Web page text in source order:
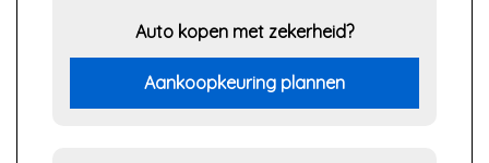
Auto kopen met zekerheid?
Aankoopkeuring plannen